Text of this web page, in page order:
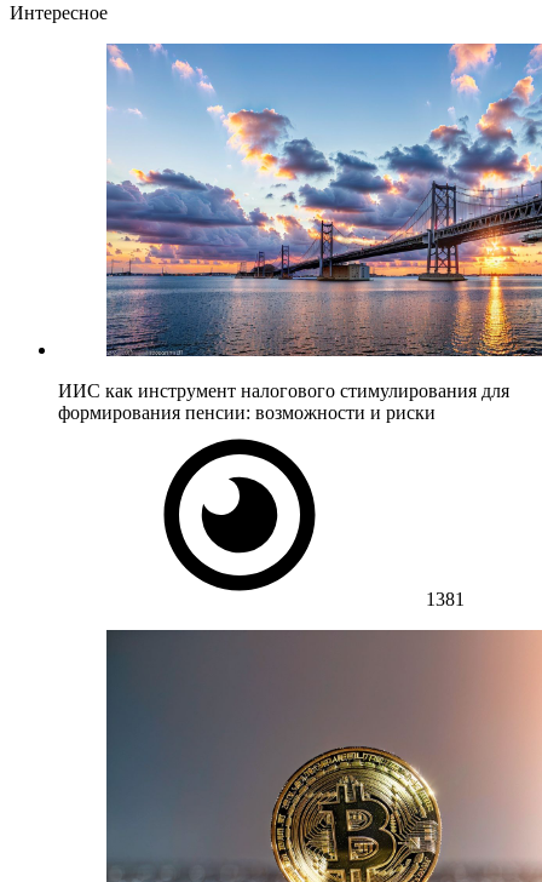
Интересное
ИИС как инструмент налогового стимулирования для
формирования пенсии: возможности и риски
1381